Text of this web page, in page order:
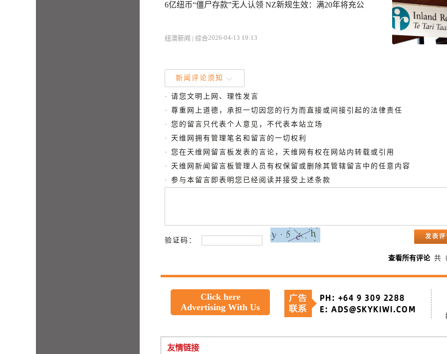
6亿纽币“僵尸存款”无人认领 NZ新规生效：满20年将充公
纽澳新闻 | 综合2026-04-13 19:13
新闻评论须知
· 请您文明上网、理性发言
· 尊重网上道德，承担一切因您的行为而直接或间接引起的法律责任
· 您的留言只代表个人意见，不代表本站立场
· 天维网拥有管理笔名和留言的一切权利
· 您在天维网留言板发表的言论，天维网有权在网站内转载或引用
· 天维网新闻留言板管理人员有权保留或删除其管辖留言中的任意内容
· 参与本留言即表明您已经阅读并接受上述条款
验证码：
查看所有评论共
Click here
Advertising With Us
友情链接